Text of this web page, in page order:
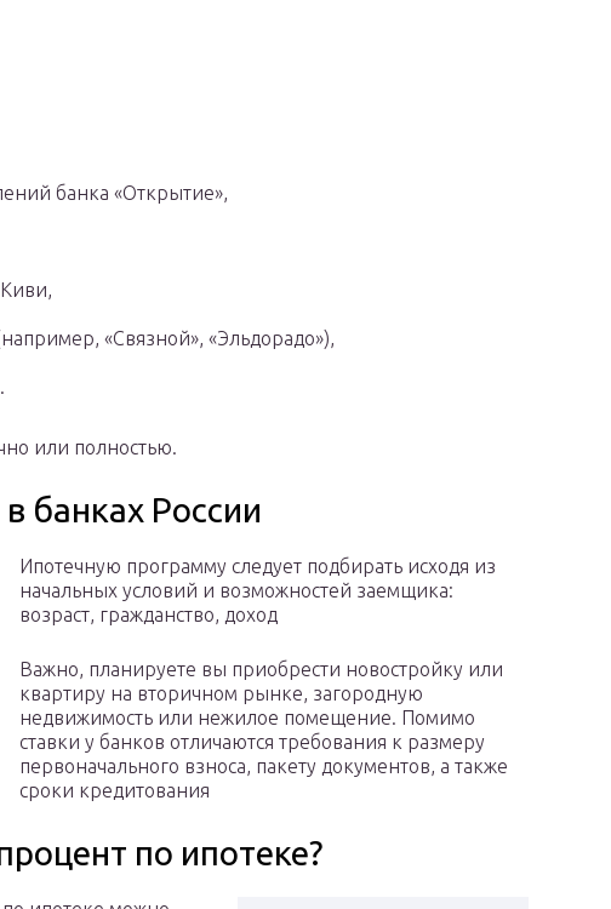
банка «Открытие»,
«Связной», «Эльдорадо»),
или полностью.
банках России
Ипотечную программу следует подбирать исходя из
начальных условий и возможностей заемщика:
возраст, гражданство, доход
Важно, планируете вы приобрести новостройку или
квартиру на вторичном рынке, загородную
недвижимость или нежилое помещение. Помимо
ставки у банков отличаются требования к размеру
первоначального взноса, пакету документов, а также
сроки кредитования
по ипотеке?